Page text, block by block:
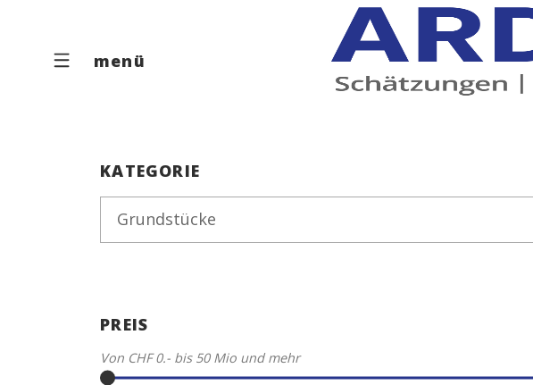
menü
KATEGORIE
Grundstücke
PREIS
Von CHF 0.- bis 50 Mio und mehr